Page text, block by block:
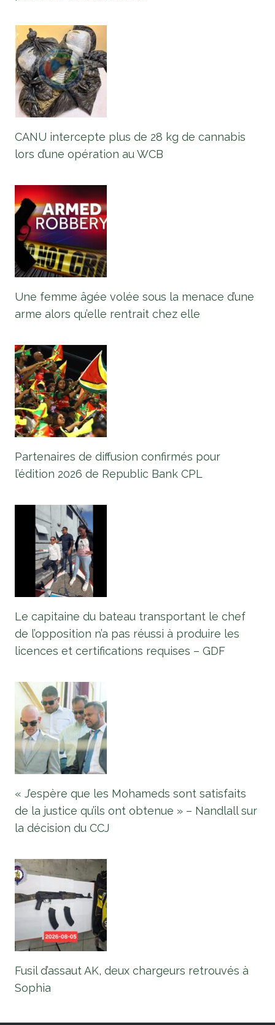
CANU intercepte plus de 28 kg de cannabis
lors d’une opération au WCB
Une femme âgée volée sous la menace d’une
arme alors qu’elle rentrait chez elle
Partenaires de diffusion confirmés pour
l’édition 2026 de Republic Bank CPL
Le capitaine du bateau transportant le chef
de l’opposition n’a pas réussi à produire les
licences et certifications requises – GDF
« J’espère que les Mohameds sont satisfaits
de la justice qu’ils ont obtenue » – Nandlall sur
la décision du CCJ
Fusil d’assaut AK, deux chargeurs retrouvés à
Sophia